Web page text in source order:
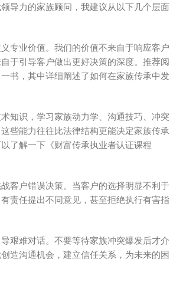
导力的家族顾问，我建议从以下几个层面
义专业价值。我们的价值不来自于响应客户
于引导客户做出更好决策的深度。推荐阅
书，其中详细阐述了如何在家族传承中发
术知识，学习家族动力学、沟通技巧、冲突
些能力往往比法律结构更能决定家族传承
了解一下《财富传承执业者认证课程
战客户错误决策。当客户的选择明显不利于
责任提出不同意见，甚至拒绝执行有害指
导艰难对话。不要等待家族冲突爆发后才介
造沟通机会，建立信任关系，为未来的困